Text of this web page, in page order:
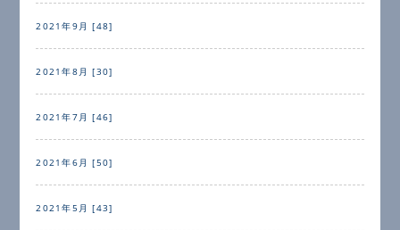
2021年9月 [48]
2021年8月 [30]
2021年7月 [46]
2021年6月 [50]
2021年5月 [43]